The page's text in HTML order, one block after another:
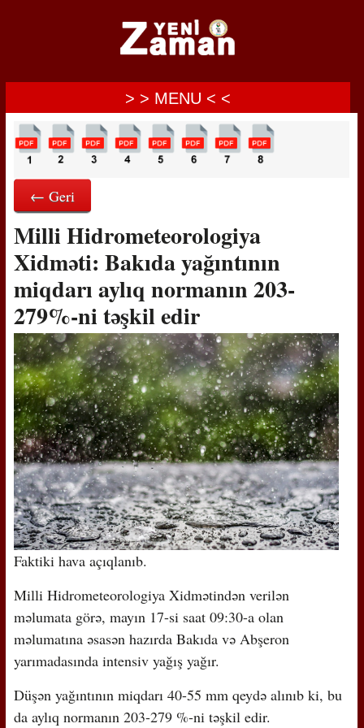
> > MENU < <
← Geri
Milli Hidrometeorologiya
Xidməti: Bakıda yağıntının
miqdarı aylıq normanın 203-
279%-ni təşkil edir
Faktiki hava açıqlanıb.
Milli Hidrometeorologiya Xidmətindən verilən
məlumata görə, mayın 17-si saat 09:30-a olan
məlumatına əsasən hazırda Bakıda və Abşeron
yarımadasında intensiv yağış yağır.
Düşən yağıntının miqdarı 40-55 mm qeydə alınıb ki, bu
da aylıq normanın 203-279 %-ni təşkil edir.